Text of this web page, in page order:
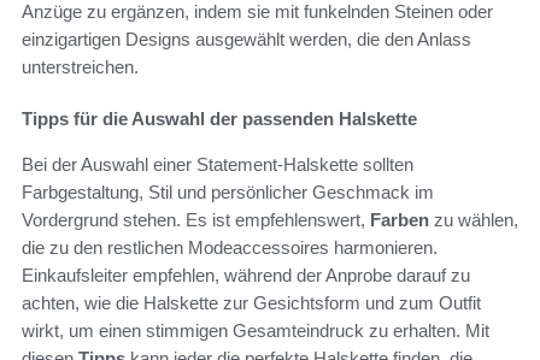
Anzüge zu ergänzen, indem sie mit funkelnden Steinen oder
einzigartigen Designs ausgewählt werden, die den Anlass
unterstreichen.
Tipps für die Auswahl der passenden Halskette
Bei der Auswahl einer Statement-Halskette sollten
Farbgestaltung, Stil und persönlicher Geschmack im
Vordergrund stehen. Es ist empfehlenswert, Farben zu wählen,
die zu den restlichen Modeaccessoires harmonieren.
Einkaufsleiter empfehlen, während der Anprobe darauf zu
achten, wie die Halskette zur Gesichtsform und zum Outfit
wirkt, um einen stimmigen Gesamteindruck zu erhalten. Mit